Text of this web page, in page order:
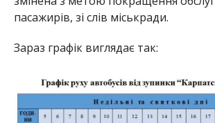
пасажирів, зі слів міськради.
Зараз графік виглядає так: